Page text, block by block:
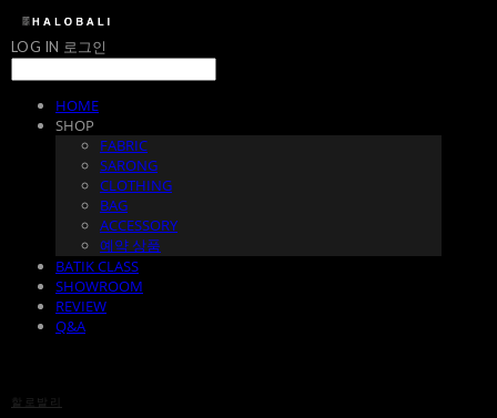
LOG IN 로그인
HOME
SHOP
FABRIC
SARONG
CLOTHING
BAG
ACCESSORY
예약 상품
BATIK CLASS
SHOWROOM
REVIEW
Q&A
할로발리